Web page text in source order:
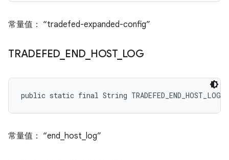
常量值： “tradefed-expanded-config”
TRADEFED END HOST_ LOG
public static final String TRADEFED_END_HOST_LOG
常量值： “end_host_log”